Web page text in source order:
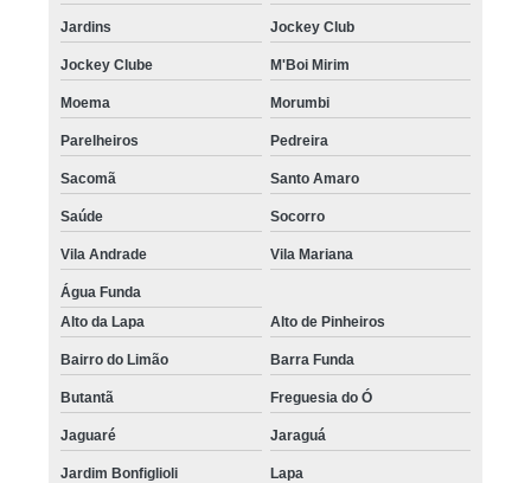
Jardins Jockey Club
Jockey Clube M'Boi Mirim
Moema Morumbi
Parelheiros Pedreira
Sacomã Santo Amaro
Saúde Socorro
Vila Andrade Vila Mariana
Água Funda
Alto da Lapa
Alto de Pinheiros
Bairro do Limão Barra Funda
Butantã Freguesia do Ó
Jaguaré Jaraguá
Jardim Bonfiglioli Lapa